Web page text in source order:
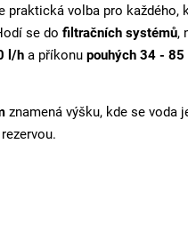
praktická volba pro každého,
se do filtračních systémů,
l/h a příkonu pouhých 34 - 85
znamená výšku, kde se voda